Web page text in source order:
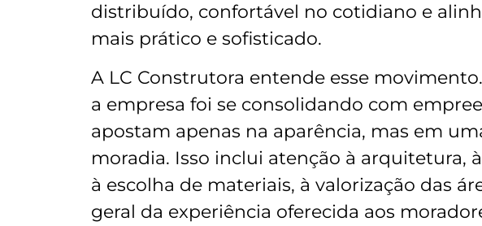
distribuído, confortável no cotidiano e
mais prático e sofisticado.
A LC Construtora entende esse
a empresa foi se consolidando com
apostam apenas na aparência, mas em
moradia. Isso inclui atenção à arquitetura,
à escolha de materiais, à valorização das
geral da experiência oferecida aos